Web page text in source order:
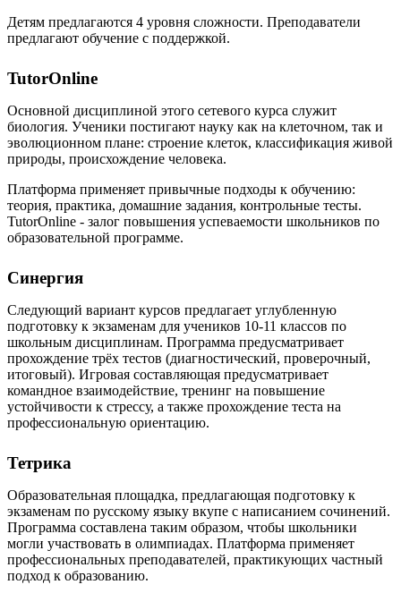
Детям предлагаются 4 уровня сложности. Преподаватели
предлагают обучение с поддержкой.
TutorOnline
Основной дисциплиной этого сетевого курса служит
биология. Ученики постигают науку как на клеточном, так и
эволюционном плане: строение клеток, классификация живой
природы, происхождение человека.
Платформа применяет привычные подходы к обучению:
теория, практика, домашние задания, контрольные тесты.
TutorOnline - залог повышения успеваемости школьников по
образовательной программе.
Синергия
Следующий вариант курсов предлагает углубленную
подготовку к экзаменам для учеников 10-11 классов по
школьным дисциплинам. Программа предусматривает
прохождение трёх тестов (диагностический, проверочный,
итоговый). Игровая составляющая предусматривает
командное взаимодействие, тренинг на повышение
устойчивости к стрессу, а также прохождение теста на
профессиональную ориентацию.
Тетрика
Образовательная площадка, предлагающая подготовку к
экзаменам по русскому языку вкупе с написанием сочинений.
Программа составлена таким образом, чтобы школьники
могли участвовать в олимпиадах. Платформа применяет
профессиональных преподавателей, практикующих частный
подход к образованию.